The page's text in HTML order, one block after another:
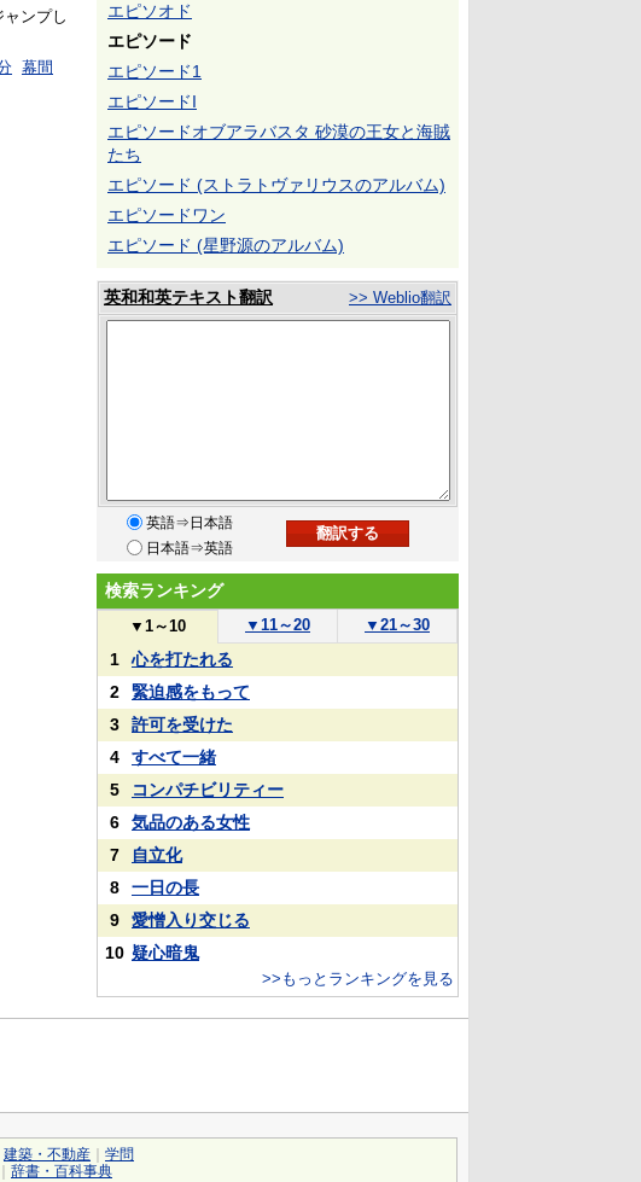
ンプし
幕間
エピソオド
エピソード
エピソード1
エピソードI
エピソードオブアラバスタ 砂漠の王女と海賊
たち
エピソード (ストラトヴァリウスのアルバム)
エピソードワン
エピソード (星野源のアルバム)
英和和英テキスト翻訳 >> Weblio翻訳
英語⇒日本語
日本語⇒英語
検索ランキング
▼ 1～10 ▼ 11～20 ▼ 21～30
1
心を打たれる
2
緊迫感をもって
3
許可を受けた
4
すべて一緒
5
コンパチビリティー
6
気品のある女性
7
自立化
8
一日の長
9
愛憎入り交じる
10 疑心暗鬼
>>もっとランキングを見る
建築・不動産
学問
辞書・百科事典